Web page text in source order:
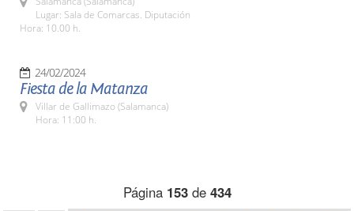
Lugar: Sala de Comarcas. Diputación
Hora: 10.00 h.
24/02/2024
Fiesta de la Matanza
Villar de Gallimazo (Salamanca)
Hora: 11:00 h.
Página 153de 434